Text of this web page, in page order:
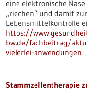
eine elektronische
„riechen“ und damit
Lebensmittelkontrolle
https://
bw.de/fachbeitrag/
vielerlei-anwendungen
Stammzellentherapie